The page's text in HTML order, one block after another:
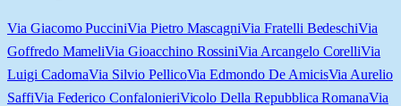
Via Giacomo PucciniVia Pietro MascagniVia Fratelli BedeschiVia
Goffredo MameliVia Gioacchino RossiniVia Arcangelo CorelliVia
Luigi CadornaVia Silvio PellicoVia Edmondo De AmicisVia Aurelio
SaffiVia Federico ConfalonieriVicolo Della Repubblica RomanaVia